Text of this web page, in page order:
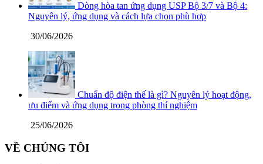
Dòng hòa tan ứng dụng USP Bộ 3/7 và Bộ 4:
Nguyên lý, ứng dụng và cách lựa chọn phù hợp
30/06/2026
Chuẩn độ điện thế là gì? Nguyên lý hoạt động,
ưu điểm và ứng dụng trong phòng thí nghiệm
25/06/2026
VỀ CHÚNG TÔI